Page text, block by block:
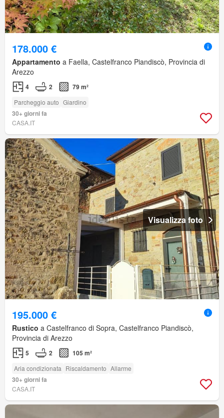
178.000 €
Appartamento a Faella, Castelfranco Piandiscò, Provincia di
Arezzo
4 2 79 m²
Parcheggio auto Giardino
30+ giorni fa
CASA.IT
Visualizza foto
195.000 €
Rustico a Castelfranco di Sopra, Castelfranco Piandiscò,
Provincia di Arezzo
5 2 105 m²
Aria condizionata Riscaldamento Allarme
30+ giorni fa
CASA.IT